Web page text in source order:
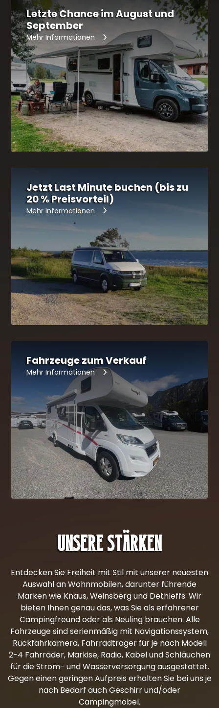
to
get
the
keyboard
shortcuts
for
changing
dates.
Letzte Chance im August und
September
Mehr Informationen
Jetzt Last Minute buchen (bis zu
20 % Preisvorteil)
Mehr Informationen
Fahrzeuge zum Verkauf
Mehr Informationen
Unsere Stärken
Entdecken Sie Freiheit mit Stil mit unserer neuesten
Auswahl an Wohnmobilen, darunter führende
Marken wie Knaus, Weinsberg und Dethleffs. Wir
bieten Ihnen genau das, was Sie als erfahrener
Campingfreund oder als Neuling brauchen. Alle
Fahrzeuge sind serienmäßig mit Navigationssystem,
Rückfahrkamera, Fahrradträger für je nach Modell
2-4 Fahrräder, Markise, Radio, Kabel und Schläuchen
für die Strom- und Wasserversorgung ausgestattet.
Gegen einen geringen Aufpreis erhalten Sie bei uns je
nach Bedarf auch Geschirr und/oder
Campingmöbel.